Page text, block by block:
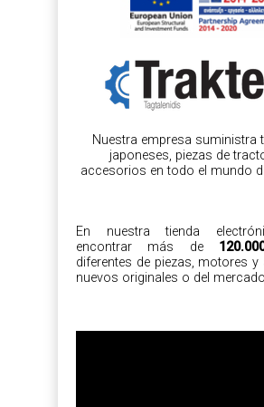
Nuestra empresa suministra
japoneses, piezas de
accesorios en todo el mundo
En nuestra tienda
encontrar más de
diferentes de piezas, motores
nuevos originales o del